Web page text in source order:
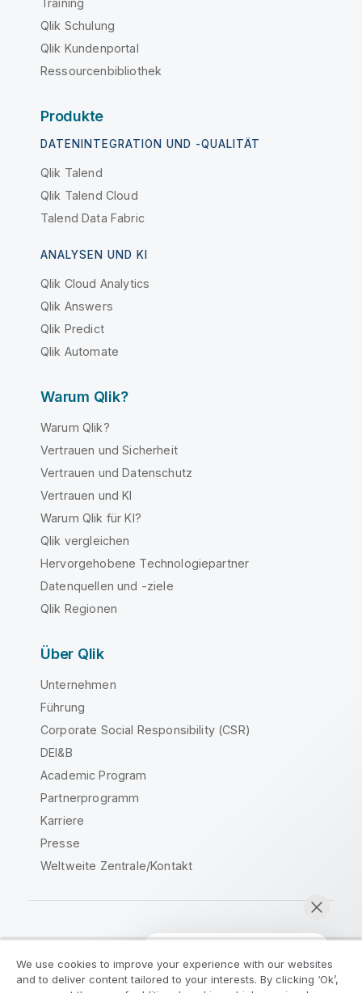
Qlik Schulung
Qlik Kundenportal
Ressourcenbibliothek
Produkte
DATENINTEGRATION UND -QUALITÄT
Qlik Talend
Qlik Talend Cloud
Talend Data Fabric
ANALYSEN UND KI
Qlik Cloud Analytics
Qlik Answers
Qlik Predict
Qlik Automate
Warum Qlik?
Warum Qlik?
Vertrauen und Sicherheit
Vertrauen und Datenschutz
Vertrauen und KI
Warum Qlik für KI?
Qlik vergleichen
Hervorgehobene Technologiepartner
Datenquellen und -ziele
Qlik Regionen
Über Qlik
Unternehmen
Führung
Corporate Social Responsibility (CSR)
DEI&B
Academic Program
Partnerprogramm
Karriere
Presse
Weltweite Zentrale/Kontakt
We use cookies to improve your experience with our websites
and to deliver content tailored to your interests. By clicking ‘Ok’,